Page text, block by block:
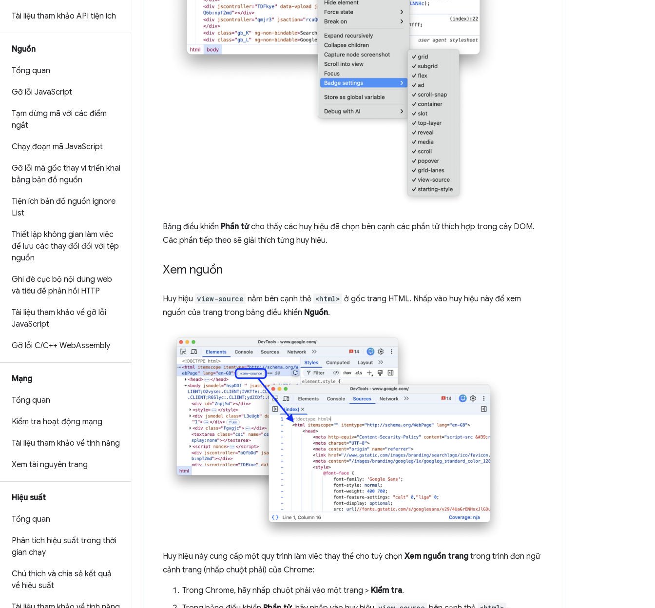
Tài liệu tham khảo API tiện ích
Nguồn
Tổng quan
Gỡ lỗi JavaScript
Tạm dừng mã với các điểm
ngắt
Chạy đoạn mã JavaScript
Gỡ lỗi mã gốc thay vì triển khai
bằng bản đồ nguồn
Tiện ích bản đồ nguồn ignore
List
Thiết lập không gian làm việc
để lưu các thay đổi đối với tệp
nguồn
Ghi đè cục bộ nội dung web
và tiêu đề phản hồi HTTP
Tài liệu tham khảo về gỡ lỗi
JavaScript
Gỡ lỗi C/C++ WebAssembly
Mạng
Tổng quan
Kiểm tra hoạt động mạng
Tài liệu tham khảo về tính năng
Xem tài nguyên trang
Hiệu suất
Tổng quan
Phân tích hiệu suất trong thời
gian chạy
Chú thích và chia sẻ kết quả
về hiệu suất
Bảng điều khiển Phần tửcho thấy các huy hiệu đã chọn bên cạnh các phần tử thích hợp trong cây DOM.
Các phần tiếp theo sẽ giải thích từng huy hiệu.
Xem nguồn
Huy hiệu view-source nằm bên cạnh thẻ <html> ở gốc trang HTML. Nhấp vào huy hiệu này để xem
nguồn của trang trong bảng điều khiển Nguồn.
Huy hiệu này cung cấp một quy trình làm việc thay thế cho tuỳ chọn Xem nguồn trang trong trình đơn ngữ
cảnh trang (nhấp chuột phải) của Chrome:
Trong Chrome, hãy nhấp chuột phải vào một trang > Kiểm tra.